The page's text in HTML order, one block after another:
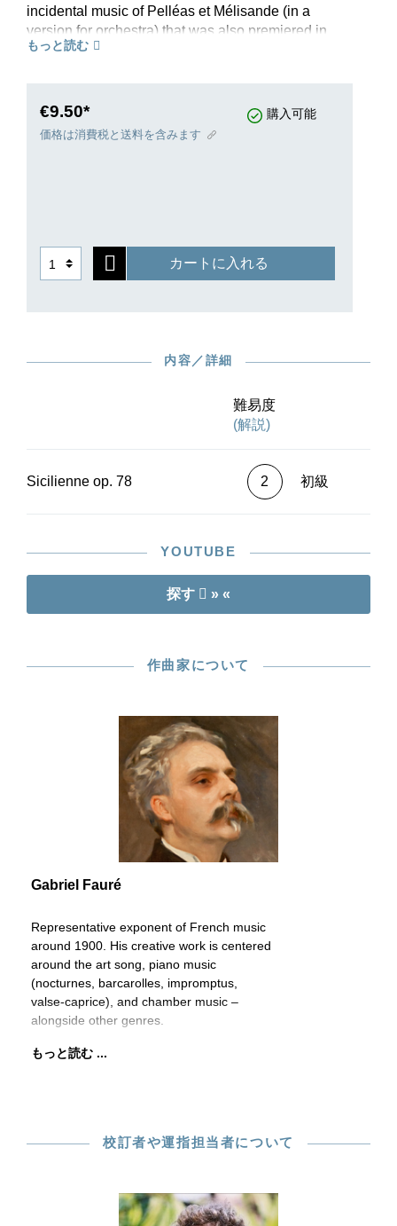
incidental music of Pelléas et Mélisande (in a
version for orchestra) that was also premiered in
1898.
もっと読む
€9.50* 購入可能
価格は消費税と送料を含みます
カートに入れる
内容／詳細
難易度
(解説)
Sicilienne op. 78 2 初級
YOUTUBE
探す » «
作曲家について
Gabriel Fauré
Representative exponent of French music
around 1900. His creative work is centered
around the art song, piano music
(nocturnes, barcarolles, impromptus,
valse-caprice), and chamber music –
alongside other genres.
もっと読む ...
校訂者や運指担当者について